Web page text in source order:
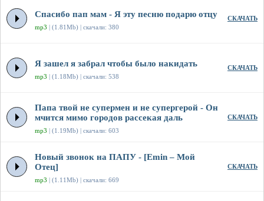
Спасибо пап мам - Я эту песню подарю отцу
mp3 | (1.81Mb) | скачали: 380
СКАЧАТЬ
Я зашел я забрал чтобы было накидать
mp3 | (1.18Mb) | скачали: 538
СКАЧАТЬ
Папа твой не супермен и не супергерой - Он
мчится мимо городов рассекая даль
mp3 | (1.19Mb) | скачали: 603
СКАЧАТЬ
Новый звонок на ПАПУ - [Emin – Мой
Отец]
mp3 | (1.11Mb) | скачали: 669
СКАЧАТЬ